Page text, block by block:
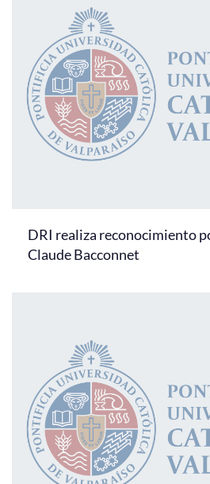
DRI realiza reconocimiento
Claude Bacconnet